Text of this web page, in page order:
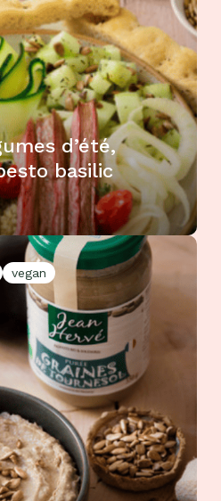
d’été,
basilic
vegan